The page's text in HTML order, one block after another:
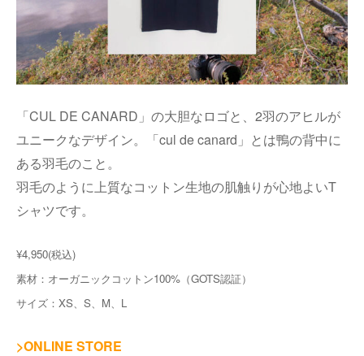
「CUL DE CANARD」の大胆なロゴと、2羽のアヒルが
ユニークなデザイン。「cul de canard」とは鴨の背中に
ある羽毛のこと。
羽毛のように上質なコットン生地の肌触りが心地よいT
シャツです。
¥4,950(税込)
素材：オーガニックコットン100%（GOTS認証）
サイズ：XS、S、M、L
>ONLINE STORE